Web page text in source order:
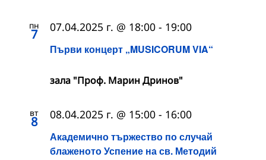
пн
7
Първи концерт „MUSICORUM VIA“
07.04.2025 г. @ 18:00 - 19:00
зала "Проф. Марин Дринов"
вт
8
Академично тържество по случай
блаженото Успение на св. Методий
08.04.2025 г. @ 15:00 - 16:00